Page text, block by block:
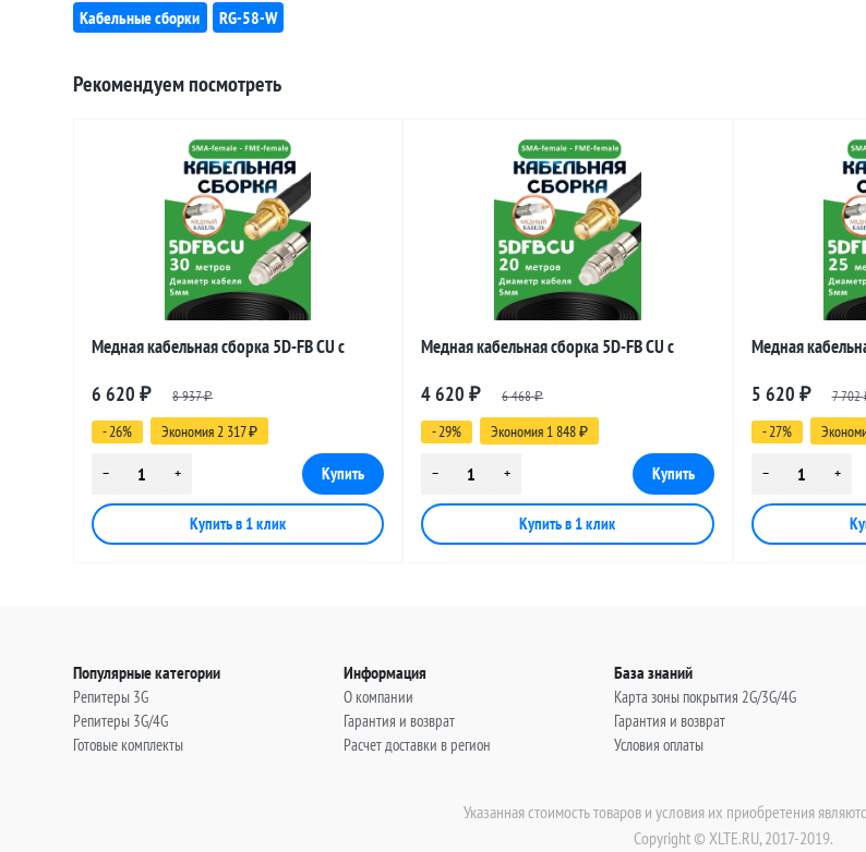
Кабельные сборки RG-58-W
Рекомендуем посмотреть
Медная кабельная сборка 5D-FB CU с
метров
6 620 ₽ 8 937₽
- 26% Экономия 2 317 ₽
Медная кабельная сборка 5D-FB CU с
метров
4 620₽ 6 468₽
- 29% Экономия 1 848₽
Медная
метров
5 620 ₽ 7 702
- 27%
Популярные категории
Репитеры 3G
Репитеры 3G/4G
Готовые комплекты
Информация
О компании
Гарантия и возврат
Расчет доставки в регион
База знаний
Карта зоны покрытия 2G/3G/4G
Гарантия и возврат
Условия оплаты
Указанная стоимость товаров и условия их приобретения
Copyright © XLTE.RU, 2017-2019.